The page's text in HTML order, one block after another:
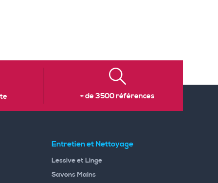
+ de 3500 références
Entretien et Nettoyage
Lessive et Linge
Savons Mains